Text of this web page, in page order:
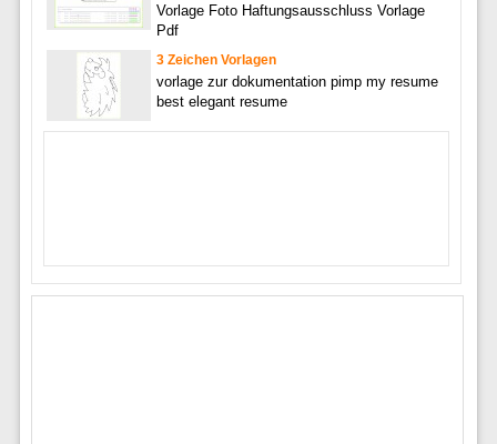
Vorlage Foto Haftungsausschluss Vorlage
Pdf
3 Zeichen Vorlagen
vorlage zur dokumentation pimp my resume
best elegant resume